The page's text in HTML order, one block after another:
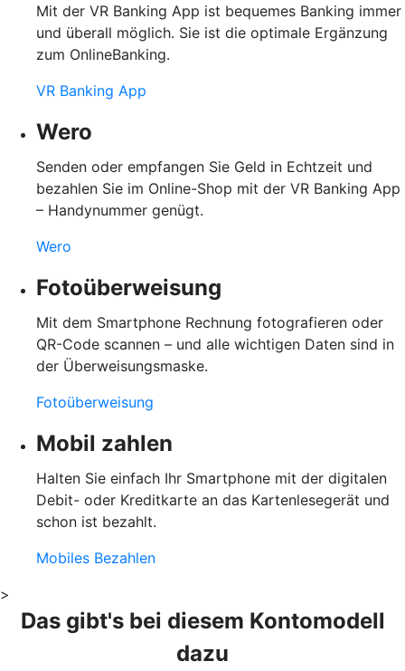
Mit der VR Banking App ist bequemes Banking immer
und überall möglich. Sie ist die optimale Ergänzung
zum OnlineBanking.
VR Banking App
Wero
Senden oder empfangen Sie Geld in Echtzeit und
bezahlen Sie im Online-Shop mit der VR Banking App
– Handynummer genügt.
Wero
Fotoüberweisung
Mit dem Smartphone Rechnung fotografieren oder
QR-Code scannen – und alle wichtigen Daten sind in
der Überweisungsmaske.
Fotoüberweisung
Mobil zahlen
Halten Sie einfach Ihr Smartphone mit der digitalen
Debit- oder Kreditkarte an das Kartenlesegerät und
schon ist bezahlt.
Mobiles Bezahlen
>
Das gibt's bei diesem Kontomodell
dazu